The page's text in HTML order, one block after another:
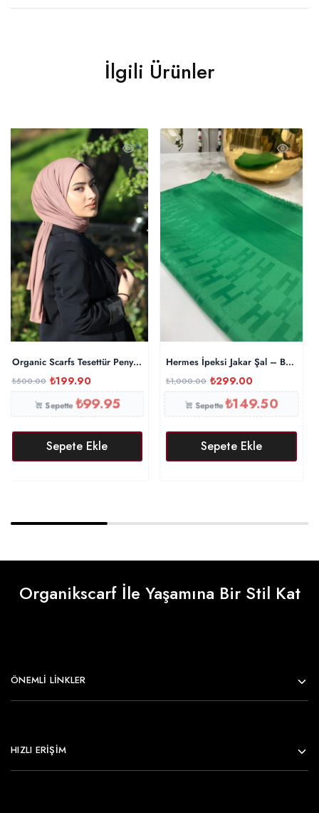
İlgili Ürünler
Organic Scarfs Tesettür Penye Şal Hijap Modeli – İncir
₺500.00 ₺199.90
Sepette₺99.95
Sepete Ekle
Hermes İpeksi Jakar Şal – Benetton
₺1,000.00 ₺299.00
Sepette₺149.50
Sepete Ekle
Organikscarf İle Yaşamına Bir Stil Kat
ÖNEMLI LINKLER
HIZLI ERİŞİM